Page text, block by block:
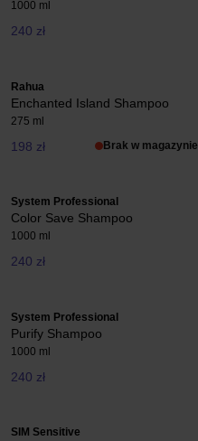
1000 ml
240 zł
Rahua
Enchanted Island Shampoo
275 ml
198 zł Brak w magazynie
System Professional
Color Save Shampoo
1000 ml
240 zł
System Professional
Purify Shampoo
1000 ml
240 zł
SIM Sensitive